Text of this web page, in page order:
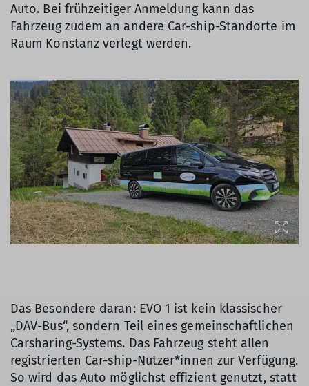
Auto. Bei frühzeitiger Anmeldung kann das
Fahrzeug zudem an andere Car-ship-Standorte im
Raum Konstanz verlegt werden.
Das Besondere daran: EVO 1 ist kein klassischer
„DAV-Bus“, sondern Teil eines gemeinschaftlichen
Carsharing-Systems. Das Fahrzeug steht allen
registrierten Car-ship-Nutzer*innen zur Verfügung.
So wird das Auto möglichst effizient genutzt, statt